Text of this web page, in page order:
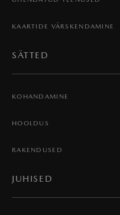
KAARTIDE VÄRSKENDAMINE
SÄTTED
KOHANDAMINE
HOOLDUS
RAKENDUSED
JUHISED